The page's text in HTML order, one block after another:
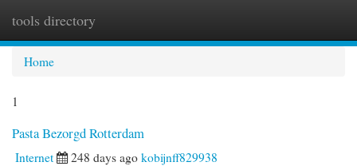
tools directory
Home
1
Pasta Bezorgd Rotterdam
Internet 248 days ago kobijnff829938